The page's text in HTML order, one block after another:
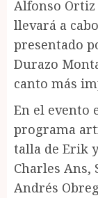
Alfonso Ortiz
llevará a
presentado
Durazo
canto más
En el evento
programa
talla de Erik
Charles Ans,
Andrés